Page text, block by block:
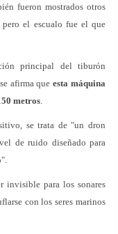
fueron mostrados otros
el escualo fue el que
principal del tiburón
afirma queesta máquina
metros.
se trata de "un dron
de ruido diseñado para
invisible para los sonares
con los seres marinos